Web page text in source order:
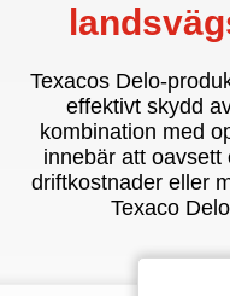
Texacos Delo-
effektivt skydd
kombination med
innebär att
driftkostnader eller
Texaco